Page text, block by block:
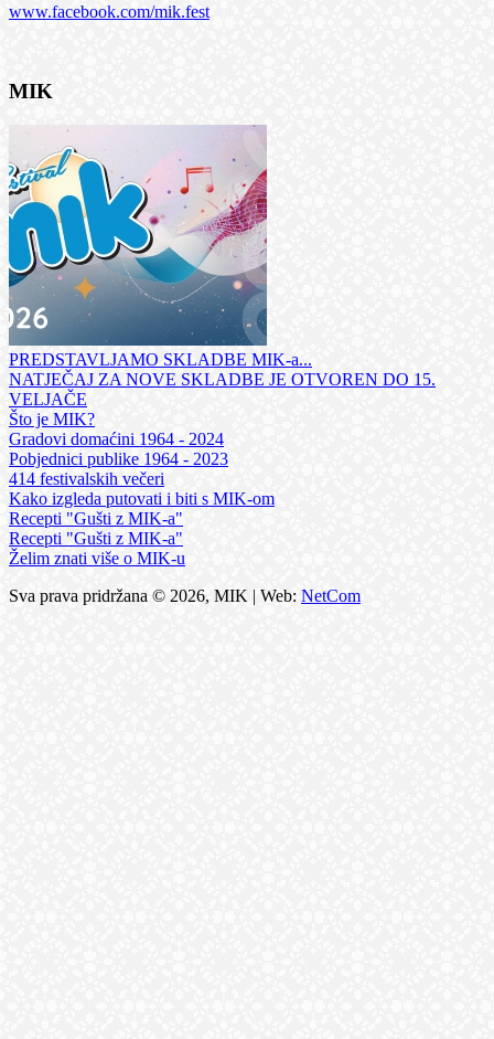
www.facebook.com/mik.fest
MIK
PREDSTAVLJAMO SKLADBE MIK-a...
NATJEČAJ ZA NOVE SKLADBE JE OTVOREN DO 15.
VELJAČE
Što je MIK?
Gradovi domaćini 1964 - 2024
Pobjednici publike 1964 - 2023
414 festivalskih večeri
Kako izgleda putovati i biti s MIK-om
Recepti "Gušti z MIK-a"
Recepti "Gušti z MIK-a"
Želim znati više o MIK-u
Sva prava pridržana © 2026, MIK | Web: NetCom